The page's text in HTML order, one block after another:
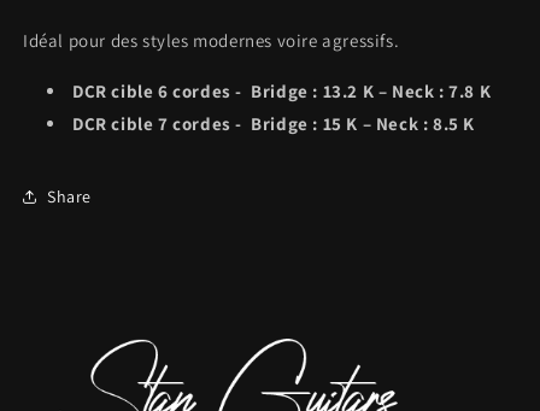
Idéal pour des styles modernes voire agressifs.
DCR cible 6 cordes - Bridge : 13.2 K – Neck : 7.8 K
DCR cible 7 cordes - Bridge : 15 K – Neck : 8.5 K
Share